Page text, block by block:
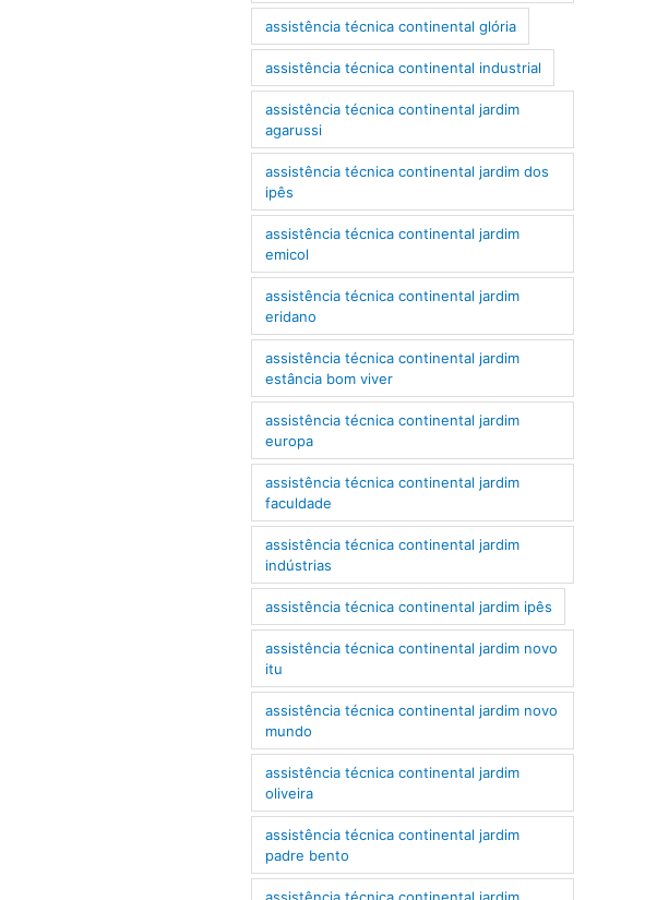
assistência técnica continental glória
assistência técnica continental industrial
assistência técnica continental jardim
agarussi
assistência técnica continental jardim dos
ipês
assistência técnica continental jardim
emicol
assistência técnica continental jardim
eridano
assistência técnica continental jardim
estância bom viver
assistência técnica continental jardim
europa
assistência técnica continental jardim
faculdade
assistência técnica continental jardim
indústrias
assistência técnica continental jardim ipês
assistência técnica continental jardim novo
itu
assistência técnica continental jardim novo
mundo
assistência técnica continental jardim
oliveira
assistência técnica continental jardim
padre bento
assistência técnica continental jardim